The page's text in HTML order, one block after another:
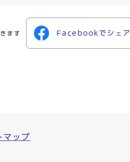
ます Facebookでシェア
マップ